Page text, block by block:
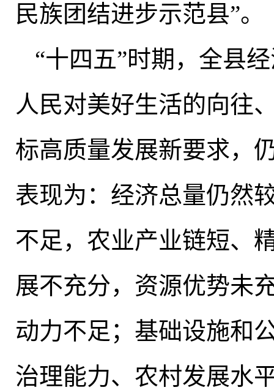
民族团结进步示范县”。
“十四五”时期 ， 全县
人民对美好生活的向往
标高质量发展新要求，
表现为：经济总量仍然
不足 ， 农业产业链短、
展不充分， 资源优势未
动力不足 ； 基础设施和
治理能力、农村发展水